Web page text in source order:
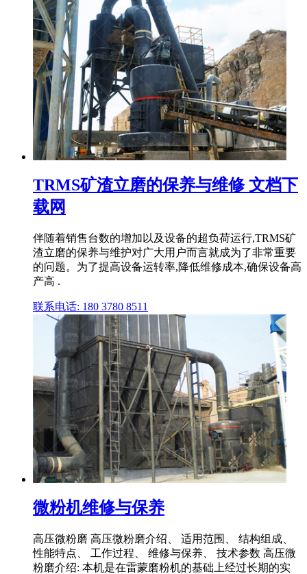
TRMS矿渣立磨的保养与维修 文档下
载网
伴随着销售台数的增加以及设备的超负荷运行,TRMS矿
渣立磨的保养与维护对广大用户而言就成为了非常重要
的问题。为了提高设备运转率,降低维修成本,确保设备高
产高 .
联系电话: 180 3780 8511
微粉机维修与保养
高压微粉磨 高压微粉磨介绍、 适用范围、 结构组成、
性能特点、 工作过程、 维修与保养、 技术参数 高压微
粉磨介绍: 本机是在雷蒙磨粉机的基础上经过长期的实